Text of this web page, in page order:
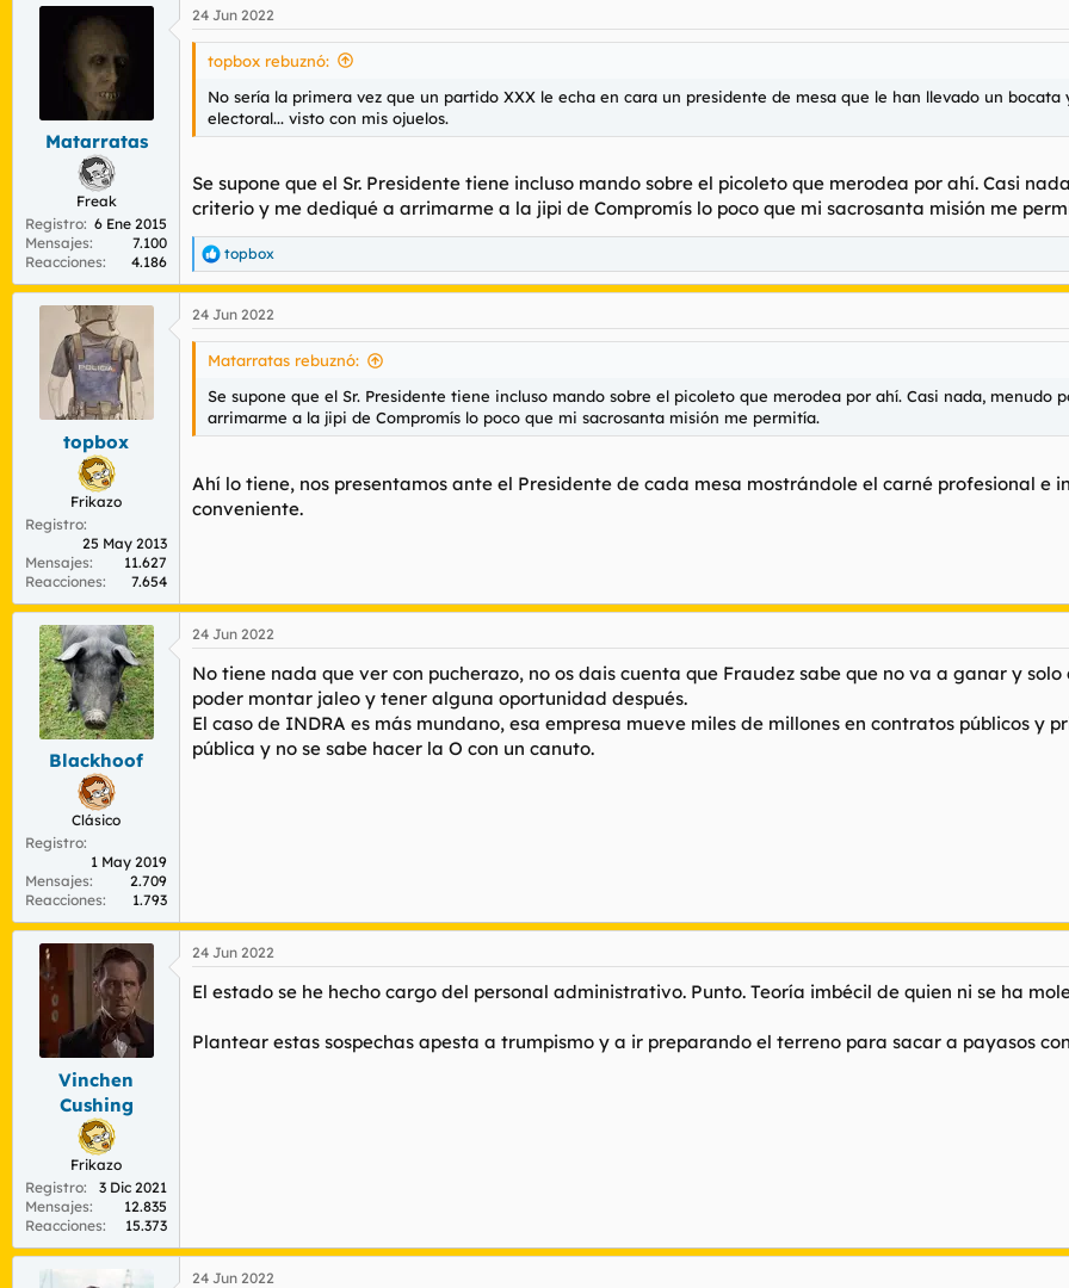
Matarratas
Freak
Registro 6 Ene 2015
Mensajes
7.100
Reacciones
4.186
24 Jun 2022
topbox rebuznó:
No sería la primera vez que un partido XXX le echa en cara un presidente de mesa que le han llevado un
electoral... visto con mis ojuelos.
Se supone que el Sr. Presidente tiene incluso mando sobre el picoleto que merodea por ahí. Casi
criterio y me dediqué a arrimarme a la jipi de Compromís lo poco que mi sacrosanta misión me
R
e
a
c
c
e
s
topbox
topbox
Frikazo
Registro
25 May 2013
Mensajes
11.627
Reacciones
7.654
24 Jun 2022
Matarratas rebuznó:
Se supone que el Sr. Presidente tiene incluso mando sobre el picoleto que merodea por ahí. Casi nada,
arrimarme a la jipi de Compromís lo poco que mi sacrosanta misión me permitía.
Ahí lo tiene, nos presentamos ante el Presidente de cada mesa mostrándole el carné profesional
conveniente.
Blackhoof
Clásico
Registro
1 May 2019
Mensajes
2.709
Reacciones
1.793
24 Jun 2022
No tiene nada que ver con pucherazo, no os dais cuenta que Fraudez sabe que no va a ganar y
poder montar jaleo y tener alguna oportunidad después.
El caso de INDRA es más mundano, esa empresa mueve miles de millones en contratos públicos
pública y no se sabe hacer la O con un canuto.
Vinchen
Cushing
Frikazo
Registro
3 Dic 2021
Mensajes
12.835
Reacciones
15.373
24 Jun 2022
El estado se he hecho cargo del personal administrativo. Punto. Teoría imbécil de quien ni se ha
Plantear estas sospechas apesta a trumpismo y a ir preparando el terreno para sacar a payasos
24 Jun 2022